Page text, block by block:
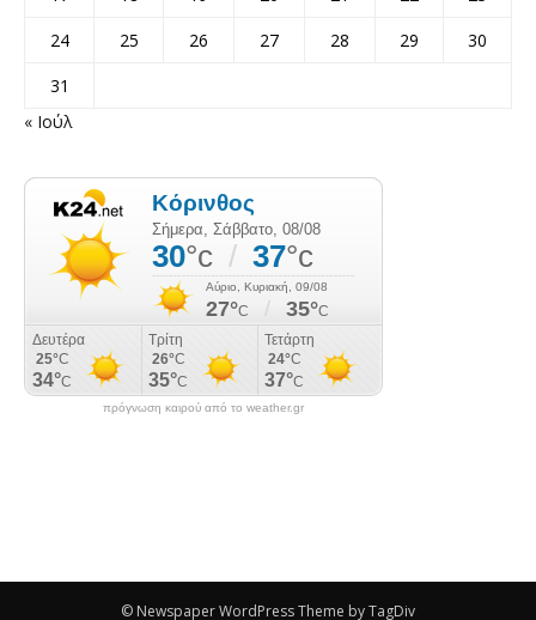
24
25 26 27 28 29
30
31
« Ιούλ
πρόγνωση καιρού από το weather.gr
© Newspaper WordPress Theme by TagDiv